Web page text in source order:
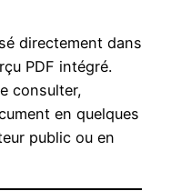
directement dans
PDF intégré.
consulter,
en quelques
public ou en